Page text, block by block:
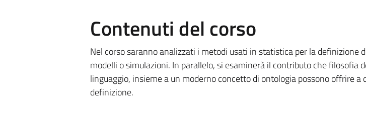
Contenuti del corso
Nel corso saranno analizzati i metodi usati in statistica per la definizione
modelli o simulazioni. In parallelo, si esaminerà il contributo che filosofia
linguaggio, insieme a un moderno concetto di ontologia possono offrire a
definizione.